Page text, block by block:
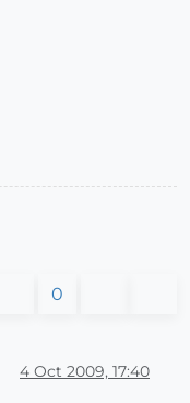
0
4 Oct 2009, 17:40